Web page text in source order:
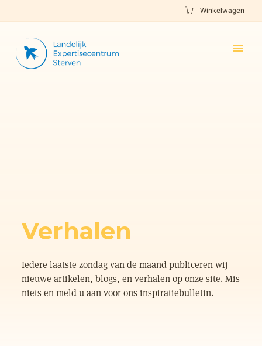
Winkelwagen
Verhalen
Iedere laatste zondag van de maand publiceren wij
nieuwe artikelen, blogs, en verhalen op onze site. Mis
niets en meld u aan voor ons inspiratiebulletin.